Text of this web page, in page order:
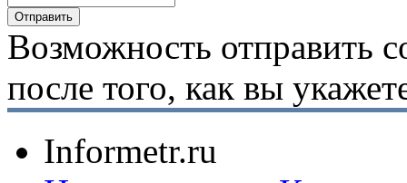
Возможность отправить
после того, как вы
Informetr.ru